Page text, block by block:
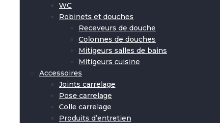
WC
Robinets et douches
Receveurs de douche
Colonnes de douches
Mitigeurs salles de bains
Mitigeurs cuisine
Accessoires
Joints carrelage
Pose carrelage
Colle carrelage
Produits d’entretien